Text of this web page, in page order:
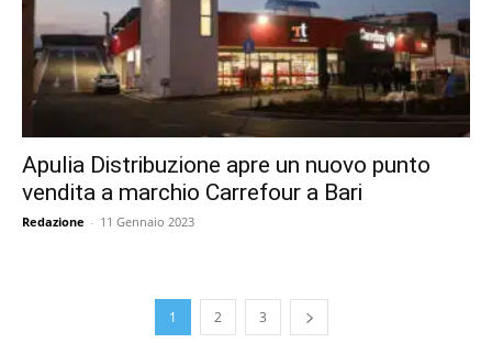
Apulia Distribuzione apre un nuovo punto
vendita a marchio Carrefour a Bari
Redazione - 11 Gennaio 2023
1 2 3